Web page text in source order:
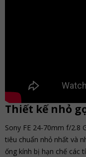
Thiết kế nhỏ
Sony FE 24-70mm f/2.8
tiêu chuẩn nhỏ nhất và
ống kính bị hạn chế các